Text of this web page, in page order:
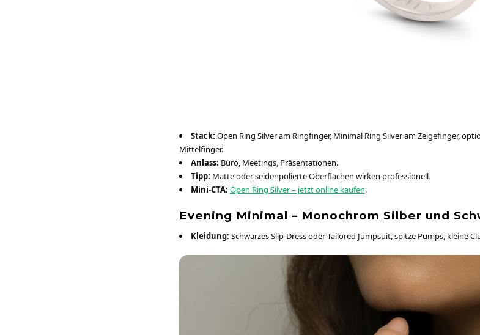
Stack: Open Ring Silver am Ringfinger, Minimal Ring Silver am Zeigefinger,
Mittelfinger.
Anlass: Büro, Meetings, Präsentationen.
Tipp: Matte oder seidenpolierte Oberflächen wirken professionell.
Mini-CTA: Open Ring Silver – jetzt online kaufen.
Evening Minimal – Monochrom Silber und
Kleidung: Schwarzes Slip-Dress oder Tailored Jumpsuit, spitze Pumps, kleine